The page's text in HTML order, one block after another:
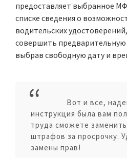
предоставляет выбранное
списке сведения о
водительских
совершить предварительную
выбрав свободную дату и
Вот и все,
инструкция была вам
труда сможете
штрафов за просрочку.
замены прав!